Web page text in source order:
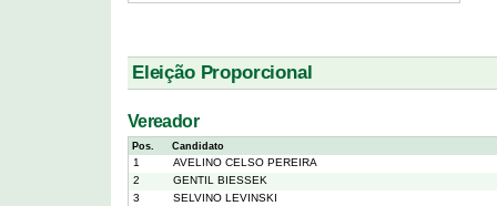
Eleição Proporcional
Vereador
Pos. Candidato
1
AVELINO CELSO PEREIRA
2
GENTIL BIESSEK
3
SELVINO LEVINSKI